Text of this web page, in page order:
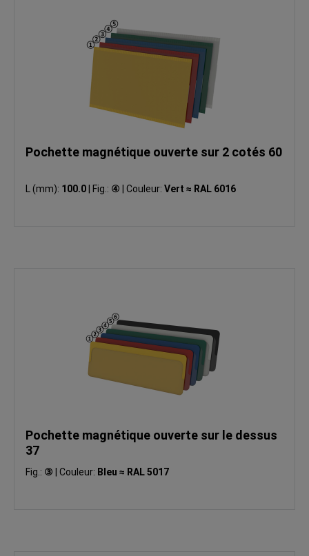
Pochette magnétique ouverte sur 2 cotés 60
L (mm): 100.0 Fig.: ④ Couleur: Vert ≈ RAL 6016
Pochette magnétique ouverte sur le dessus
37
Fig.: ③ Couleur: Bleu ≈ RAL 5017